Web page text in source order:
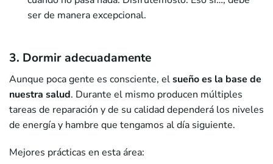
ser de manera excepcional.
3. Dormir adecuadamente
Aunque poca gente es consciente, elsueño es la base de
nuestra salud. Durante el mismo producen múltiples
tareas de reparación y de su calidad dependerá los niveles
de energía y hambre que tengamos al día siguiente.
Mejores prácticas en esta área: